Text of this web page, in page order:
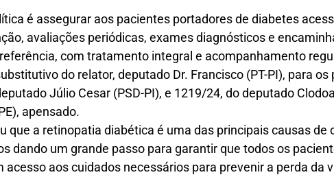
é assegurar aos pacientes portadores de diabetes
avaliações periódicas, exames diagnósticos e
com tratamento integral e acompanhamento
do relator, deputado Dr. Francisco (PT-PI), para os
Júlio Cesar (PSD-PI), e 1219/24, do deputado
apensado.
que a retinopatia diabética é uma das principais causas de
dando um grande passo para garantir que todos os
aos cuidados necessários para prevenir a perda da